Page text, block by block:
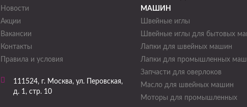
Новости
Акции
Вакансии
Контакты
Правила и условия
111524, г. Москва, ул. Перовская,
д. 1, стр. 10
МАШИН
Швейные иглы
Швейные иглы для бытовых
Лапки для швейных машин
Лапки для промышленных
Запчасти для оверлоков
Масло для швейных машин
Моторы для промышленных